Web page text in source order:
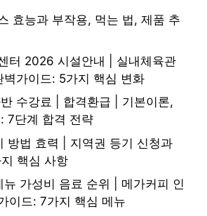
효능과 부작용, 먹는 법, 제품 추
터 2026 시설안내 | 실내체육관
벽가이드: 5가지 핵심 변화
수강료 | 합격환급 | 기본이론,
7단계 합격 전략
방법 효력 | 지역권 등기 신청과
핵심 사항
뉴 가성비 음료 순위 | 메가커피 인
이드: 7가지 핵심 메뉴